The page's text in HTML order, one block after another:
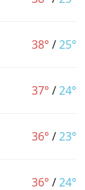
38° /25°
37° /24°
36° /23°
36° /24°